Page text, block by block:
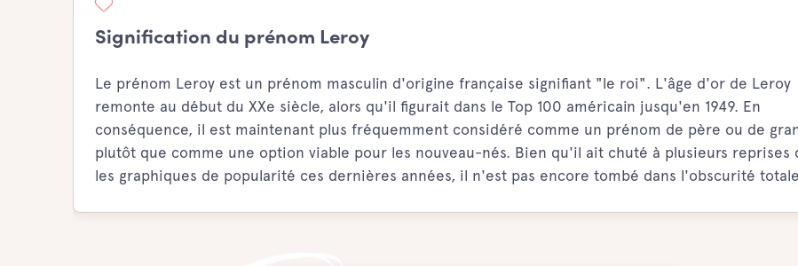
Signification du prénom Leroy
Le prénom Leroy est un prénom masculin d'origine française signifiant "le roi". L'âge d'or de Leroy
remonte au début du XXe siècle, alors qu'il figurait dans le Top 100 américain jusqu'en 1949. En
conséquence, il est maintenant plus fréquemment considéré comme un prénom de père ou de
plutôt que comme une option viable pour les nouveau-nés. Bien qu'il ait chuté à plusieurs reprises
les graphiques de popularité ces dernières années, il n'est pas encore tombé dans l'obscurité